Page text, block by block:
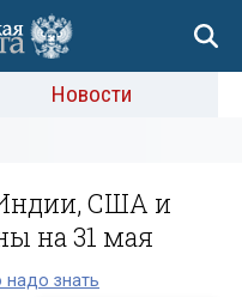
Новости
США и
на 31 мая
надо знать